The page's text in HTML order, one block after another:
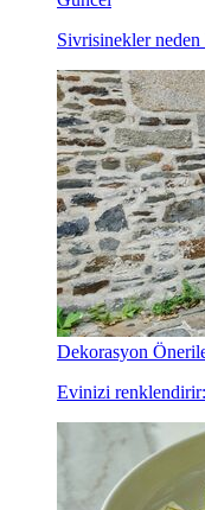
Sivrisinekler neden
Dekorasyon
Evinizi